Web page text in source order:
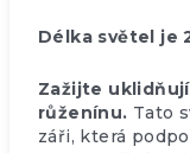
Délka světel je
Zažijte
růženínu. Tato
záři, která